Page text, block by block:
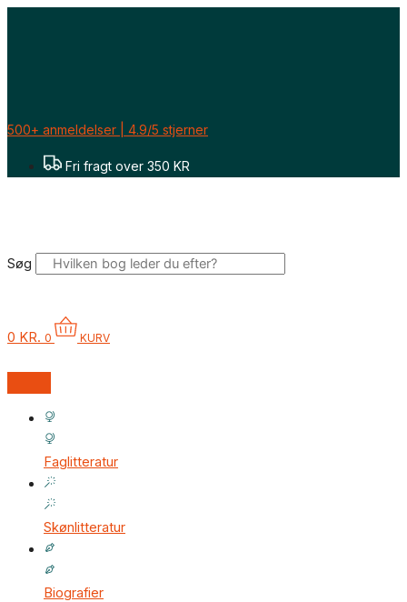
Gå
500+ anmeldelser | 4.9/5 stjerner
Fri fragt over 350 KR
Søg
0 KR. 0 KURV
Faglitteratur
Skønlitteratur
Biografier